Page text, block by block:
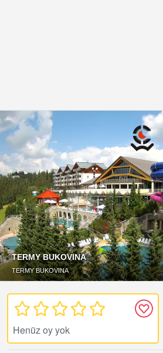
Henüz oy yok